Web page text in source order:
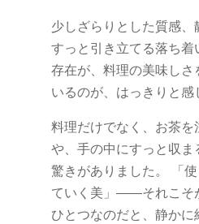
少しざらりとした質感
すっと引き立てる落ち
存在が、料理の美味しさ
いるのが、はっきりと感
料理だけでなく、お茶を
や、手の中にすっと収
驚きがありました。 「
ていく美」――それこそ
ひとつなのだと、静かに